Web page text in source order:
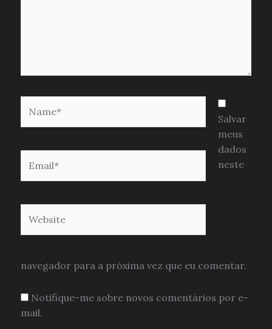
Salvar
meus
dados
neste
navegador para a próxima vez que eu comentar.
Notifique-me sobre novos comentários por e-
mail.